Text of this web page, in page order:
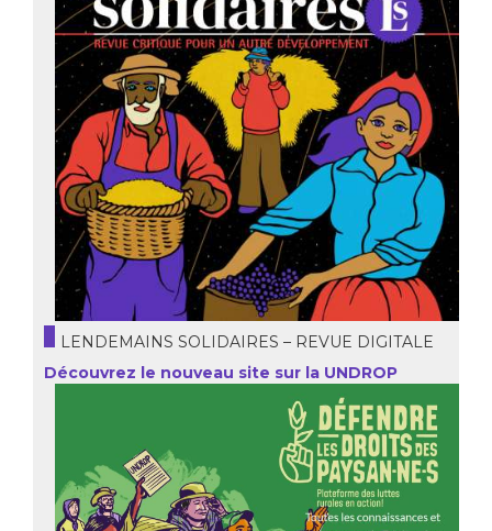
LENDEMAINS SOLIDAIRES – REVUE DIGITALE
Découvrez le nouveau site sur la UNDROP